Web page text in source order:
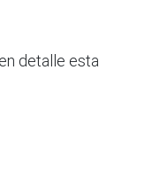
detalle esta